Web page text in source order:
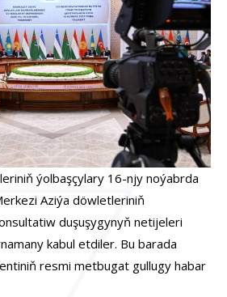
ýolbaşçylary 16-njy noýabrda
Aziýa döwletleriniň
duşuşygynyň netijeleri
kabul etdiler. Bu barada
resmi metbugat gullugy habar